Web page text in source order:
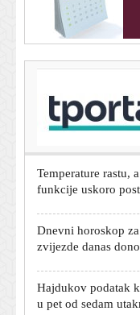
Dok drugi okreću
oduševiti njegove
Temperature rastu,
funkcije uskoro
Dnevni horoskop
zvijezde danas
Hajdukov podatak
u pet od sedam